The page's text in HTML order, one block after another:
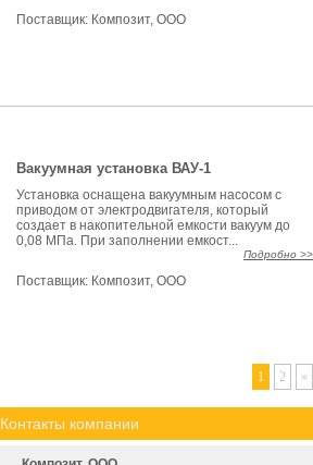
Поставщик: Композит, ООО
Вакуумная установка ВАУ-1
Установка оснащена вакуумным насосом с
приводом от электродвигателя, который
создает в накопительной емкости вакуум до
0,08 МПа. При заполнении емкост...
Подробно >>
Поставщик: Композит, ООО
1 2 »
Контакты компании